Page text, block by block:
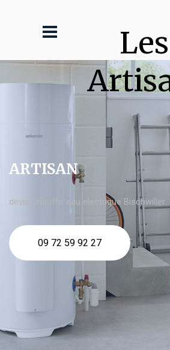
Les
ARTISAN
devis Chauffe eau electrique Bischwiller
09 72 59 92 27